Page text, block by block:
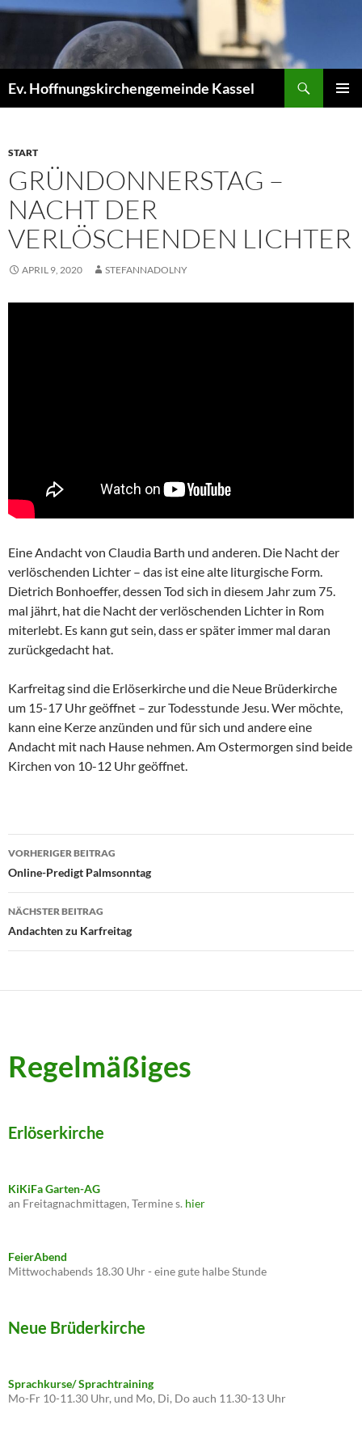
Zum
Ev. Hoffnungskirchengemeinde Kassel
START
GRÜNDONNERSTAG –
NACHT DER
VERLÖSCHENDEN LICHTER
APRIL 9, 2020 STEFANNADOLNY
Eine Andacht von Claudia Barth und anderen. Die Nacht der
verlöschenden Lichter – das ist eine alte liturgische Form.
Dietrich Bonhoeffer, dessen Tod sich in diesem Jahr zum 75.
mal jährt, hat die Nacht der verlöschenden Lichter in Rom
miterlebt. Es kann gut sein, dass er später immer mal daran
zurückgedacht hat.
Karfreitag sind die Erlöserkirche und die Neue Brüderkirche
um 15-17 Uhr geöffnet – zur Todesstunde Jesu. Wer möchte,
kann eine Kerze anzünden und für sich und andere eine
Andacht mit nach Hause nehmen. Am Ostermorgen sind beide
Kirchen von 10-12 Uhr geöffnet.
Beitragsnavigation
VORHERIGER BEITRAG
Online-Predigt Palmsonntag
NÄCHSTER BEITRAG
Andachten zu Karfreitag
Regelmäßiges
Erlöserkirche
KiKiFa Garten-AG
an Freitagnachmittagen, Termine s. hier
FeierAbend
Mittwochabends 18.30 Uhr - eine gute halbe Stunde
Neue Brüderkirche
Sprachkurse/ Sprachtraining
Mo-Fr 10-11.30 Uhr, und Mo, Di, Do auch 11.30-13 Uhr